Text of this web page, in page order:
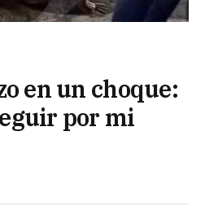
en un choque:
por mi